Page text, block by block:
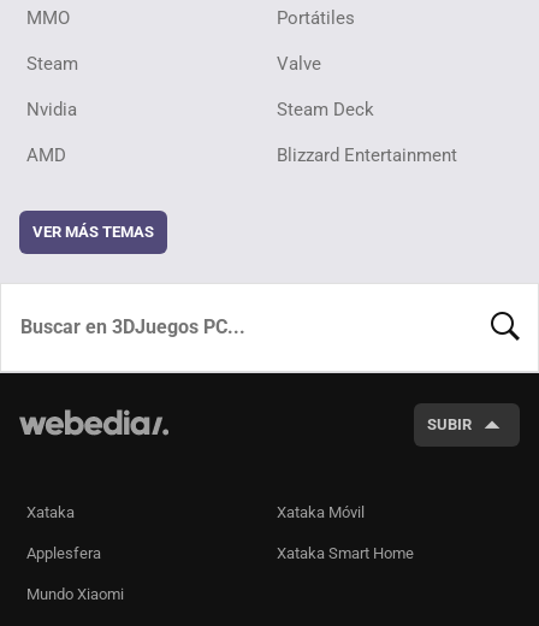
MMO Portátiles
Steam Valve
Nvidia Steam Deck
AMD Blizzard Entertainment
VER MÁS TEMAS
SUBIR
Xataka Xataka Móvil
Applesfera Xataka Smart Home
Mundo Xiaomi